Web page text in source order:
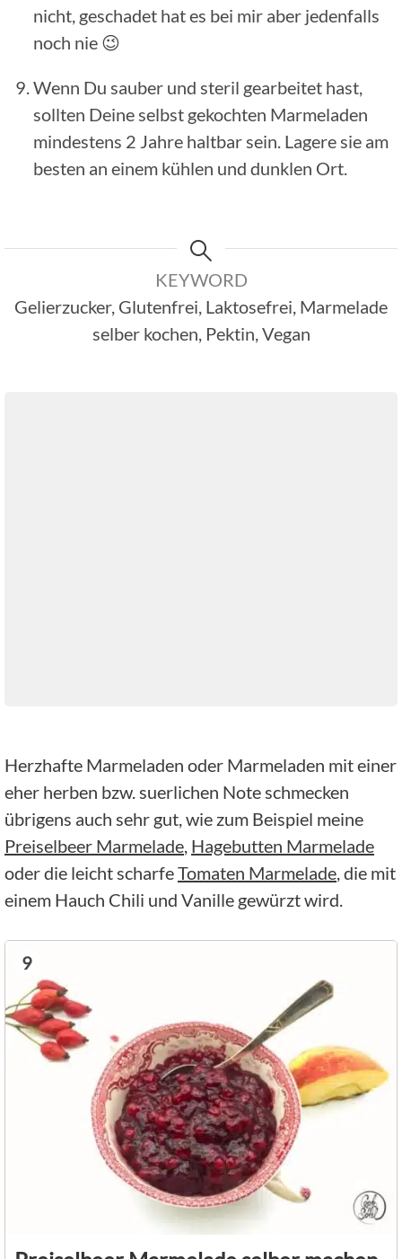
nicht, geschadet hat es bei mir aber jedenfalls
noch nie 😉
Wenn Du sauber und steril gearbeitet hast,
sollten Deine selbst gekochten Marmeladen
mindestens 2 Jahre haltbar sein. Lagere sie am
besten an einem kühlen und dunklen Ort.
KEYWORD
Gelierzucker, Glutenfrei, Laktosefrei, Marmelade
selber kochen, Pektin, Vegan
Herzhafte Marmeladen oder Marmeladen mit einer
eher herben bzw. suerlichen Note schmecken
übrigens auch sehr gut, wie zum Beispiel meine
Preiselbeer Marmelade Hagebutten Marmelade
oder die leicht scharfeTomaten Marmelade , die mit
einem Hauch Chili und Vanille gewürzt wird.
9